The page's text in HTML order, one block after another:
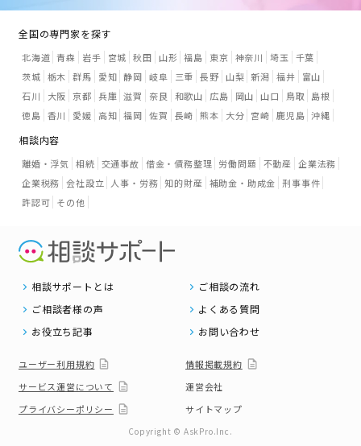
全国の専門家を探す
北海道 青森 岩手 宮城 秋田 山形 福島 東京 神奈川 埼玉
千葉
茨城 栃木 群馬 愛知 静岡 岐阜 三重 長野 山梨 新潟 福井
富山
石川
大阪 京都 兵庫 滋賀 奈良 和歌山 広島 岡山 山口 鳥取
島根
徳島 香川 愛媛 高知 福岡 佐賀 長崎 熊本 大分 宮崎 鹿児島 沖縄
相談内容
離婚・浮気 相続 交通事故 借金・債務整理 労働問題 不動産 企業法務
企業税務 会社設立 人事・労務 知的財産 補助金・助成金 刑事事件
許認可 その他
相談サポートとは
ご相談の流れ
ご相談者様の声
よくある質問
お役立ち記事
お問い合わせ
ユーザー利用規約
情報掲載規約
サービス運営について
運営会社
プライバシーポリシー
サイトマップ
Copyright © AskPro.Inc.